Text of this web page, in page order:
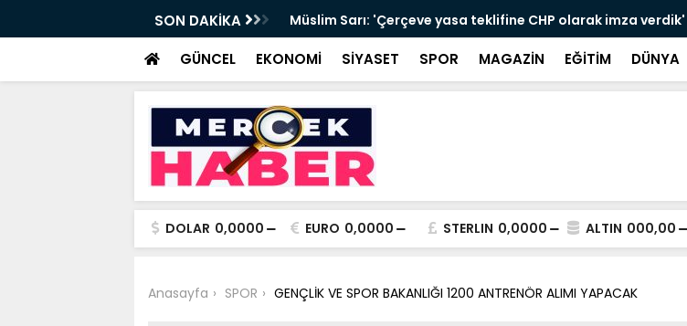
SON DAKİKA
teklifi: Düzenleme neler getiriyor? Müslim Sarı: 'Çerçeve yasa teklifine CHP olarak imza verdik'
GÜNCEL EKONOMİ SİYASET SPOR MAGAZİN EĞİTİM DÜNYA
DOLAR 0,0000 EURO 0,0000 STERLIN 0,0000 ALTIN 000,00
Anasayfa SPOR GENÇLİK VE SPOR BAKANLIĞI 1200 ANTRENÖR ALIMI YAPACAK